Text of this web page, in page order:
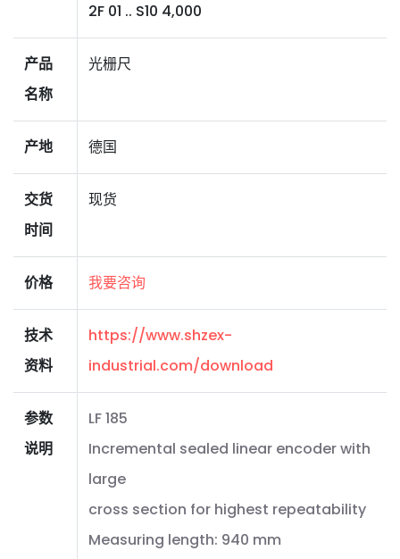
2F 01 .. S10 4,000
产品
名称
光栅尺
产地 德国
交货
时间
现货
价格 我要咨询
技术
资料
https://www.shzex-
industrial.com/download
参数
说明
LF 185
Incremental sealed linear encoder with
large
cross section for highest repeatability
Measuring length: 940 mm